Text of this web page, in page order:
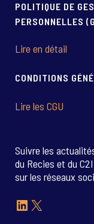
POLITIQUE DE
PERSONNELLES
Lire en détail
CONDITIONS
Lire les CGU
Suivre les
du Recies et du
sur les réseaux
LinkedIn
X